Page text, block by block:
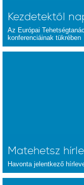
Kezdetektől
Az Európai
konferenciáinak tükrében
Matehetsz
Havonta jelentkező